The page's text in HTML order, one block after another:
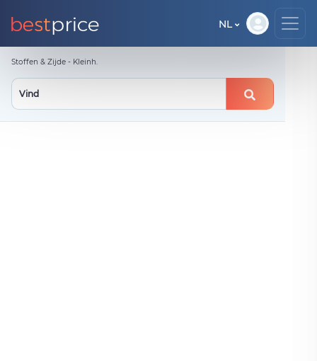
NL
Stoffen & Zijde - Kleinh.